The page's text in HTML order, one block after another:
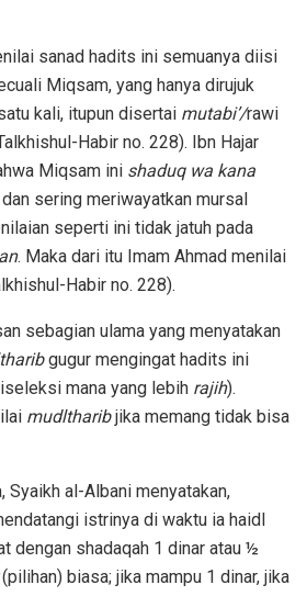
sanad hadits ini semuanya diisi
Miqsam, yang hanya dirujuk
kali, itupun disertai mutabi’/rawi
Habir no. 228). Ibn Hajar
Miqsam ini shaduq wa kana
sering meriwayatkan mursal
seperti ini tidak jatuh pada
. Maka dari itu Imam Ahmad menilai
Habir no. 228).
sebagian ulama yang menyatakan
gugur mengingat hadits ini
mana yang lebih rajih).
mudltharibjika memang tidak bisa
Syaikh al-Albani menyatakan,
istrinya di waktu ia haidl
dengan shadaqah 1 dinar atau ½
(pilihan) biasa; jika mampu 1 dinar, jika